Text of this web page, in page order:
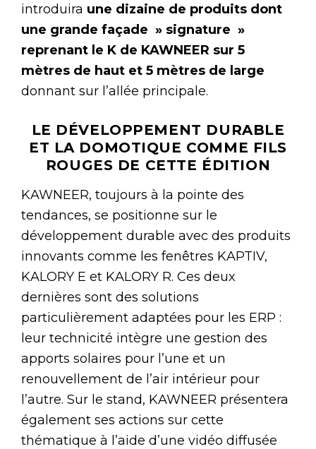
introduira une dizaine de produits dont
une grande façade » signature »
reprenant le K de KAWNEER sur 5
mètres de haut et 5 mètres de large
donnant sur l’allée principale.
LE DÉVELOPPEMENT DURABLE
ET LA DOMOTIQUE COMME FILS
ROUGES DE CETTE ÉDITION
KAWNEER, toujours à la pointe des
tendances, se positionne sur le
développement durable avec des produits
innovants comme les fenêtres KAPTIV,
KALORY E et KALORY R. Ces deux
dernières sont des solutions
particulièrement adaptées pour les ERP :
leur technicité intègre une gestion des
apports solaires pour l’une et un
renouvellement de l’air intérieur pour
l’autre. Sur le stand, KAWNEER présentera
également ses actions sur cette
thématique à l’aide d’une vidéo diffusée